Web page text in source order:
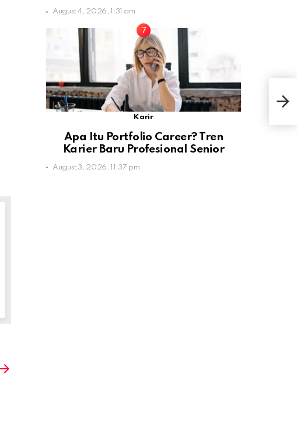
August 4, 2026, 1:31 am
Karir
Apa Itu Portfolio Career? Tren
Karier Baru Profesional Senior
August 3, 2026, 11:37 pm